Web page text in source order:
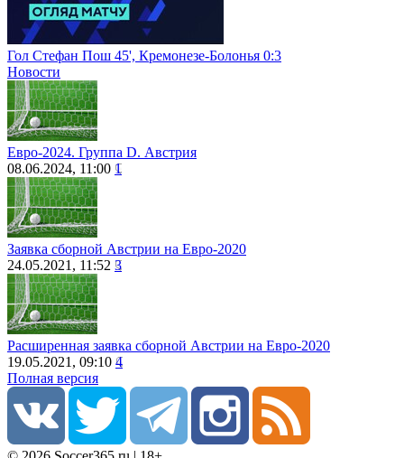
Гол Стефан Пош 45', Кремонезе-Болонья 0:3
Новости
Евро-2024. Группа D. Австрия
08.06.2024, 11:00 1
Заявка сборной Австрии на Евро-2020
24.05.2021, 11:52 3
Расширенная заявка сборной Австрии на Евро-2020
19.05.2021, 09:10 4
Полная версия